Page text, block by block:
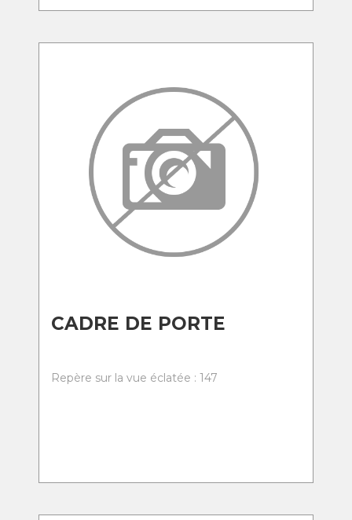
CADRE DE PORTE
Repère sur la vue éclatée : 147